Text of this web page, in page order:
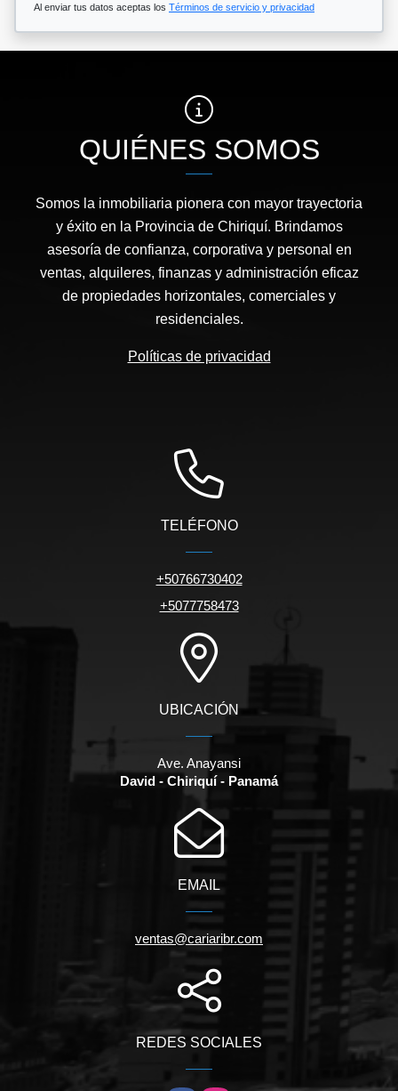
Al enviar tus datos aceptas los Términos de servicio y privacidad
QUIÉNES SOMOS
Somos la inmobiliaria pionera con mayor trayectoria
y éxito en la Provincia de Chiriquí. Brindamos
asesoría de confianza, corporativa y personal en
ventas, alquileres, finanzas y administración eficaz
de propiedades horizontales, comerciales y
residenciales.
Políticas de privacidad
TELÉFONO
+50766730402
+5077758473
UBICACIÓN
Ave. Anayansi
David - Chiriquí - Panamá
EMAIL
ventas@cariaribr.com
REDES SOCIALES